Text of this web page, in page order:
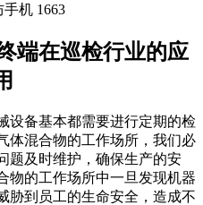
手机 1663
端在巡检行业的应
设备基本都需要进行定期的检
体混合物的工作场所，我们必
题及时维护，确保生产的安
物的工作场所中一旦发现机器
胁到员工的生命安全，造成不